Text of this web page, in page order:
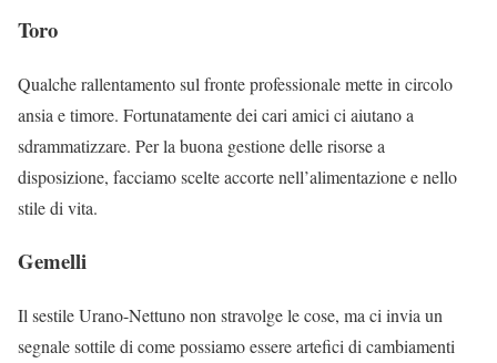
Toro
Qualche rallentamento sul fronte professionale mette in circolo
ansia e timore. Fortunatamente dei cari amici ci aiutano a
sdrammatizzare. Per la buona gestione delle risorse a
disposizione, facciamo scelte accorte nell’alimentazione e nello
stile di vita.
Gemelli
Il sestile Urano-Nettuno non stravolge le cose, ma ci invia un
segnale sottile di come possiamo essere artefici di cambiamenti